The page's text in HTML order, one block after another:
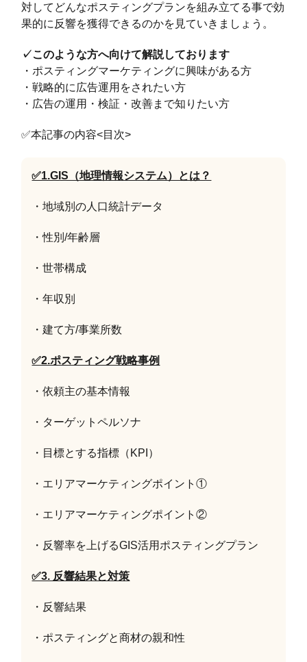
対してどんなポスティングプランを組み立てる事で効
果的に反響を獲得できるのかを見ていきましょう。
✓このような方へ向けて解説しております
・ポスティングマーケティングに興味がある方
・戦略的に広告運用をされたい方
・広告の運用・検証・改善まで知りたい方
✅本記事の内容<目次>
✅1.GIS（地理情報システム）とは？
・地域別の人口統計データ
・性別/年齢層
・世帯構成
・年収別
・建て方/事業所数
✅2.ポスティング戦略事例
・依頼主の基本情報
・ターゲットペルソナ
・目標とする指標（KPI）
・エリアマーケティングポイント①
・エリアマーケティングポイント②
・反響率を上げるGIS活用ポスティングプラン
✅3. 反響結果と対策
・反響結果
・ポスティングと商材の親和性